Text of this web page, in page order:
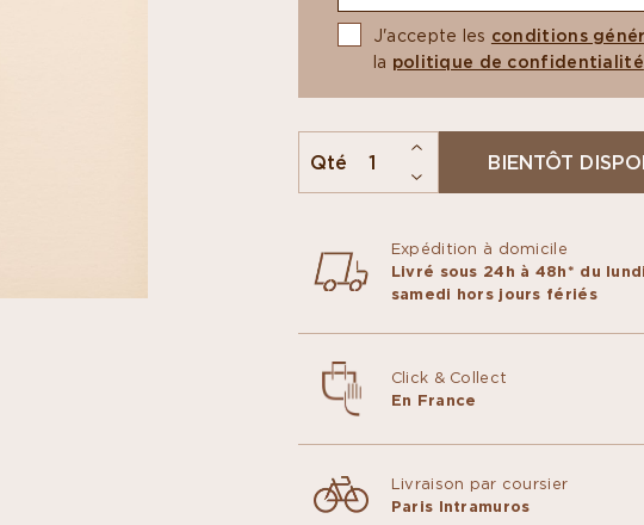
J'accepte les conditions
la politique de confidentialité
Qté
Expédition à domicile
Livré sous 24h à 48h* du
samedi hors jours fériés
Click & Collect
En France
Livraison par coursier
Paris Intramuros